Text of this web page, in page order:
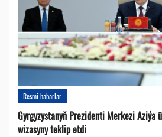
Resmi habarlar
Gyrgyzystanyň Prezidenti Merkezi Aziýa
wizasyny teklip etdi